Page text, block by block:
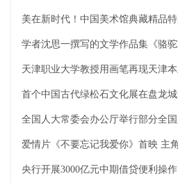
美在新时代！中国美术馆典藏精品特
学者沈思一撰写的文学作品集《骆
天津职业大学教授用画笔再现天津
首个中国古代绿松石文化展在盘龙
爱情片《不要忘记我爱你》首映 主
央行开展3000亿元中期借贷便利操